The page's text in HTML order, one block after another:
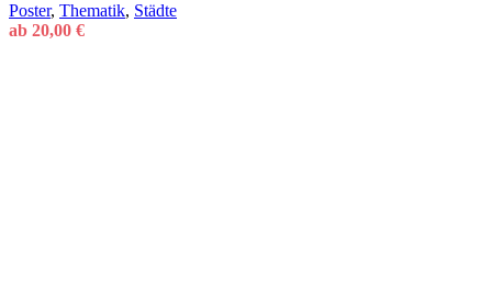
Poster, Thematik, Städte
ab 20,00 €